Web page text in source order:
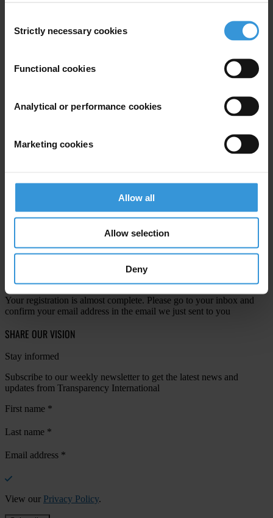
Selection
Strictly necessary cookies
Functional cookies
Analytical or performance cookies
Marketing cookies
Allow all
Allow selection
Deny
First name*
Email address*
Your registration is almost complete. Please go to your inbox and
confirm your email address in the email we just sent to you
SHARE OUR VISION
Stay informed
Subscribe to our weekly newsletter to get the latest news and
updates from Transparency International
First name *
Last name *
Email address *
View our Privacy Policy.